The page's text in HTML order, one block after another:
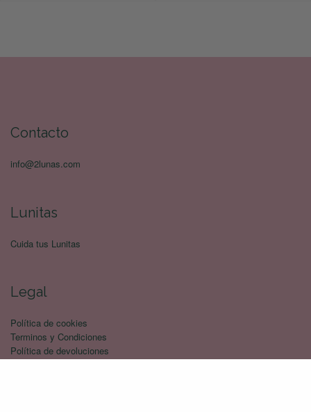
Contacto
info@2lunas.com
Lunitas
Cuida tus Lunitas
Legal
Política de cookies
Terminos y Condiciones
Política de devoluciones